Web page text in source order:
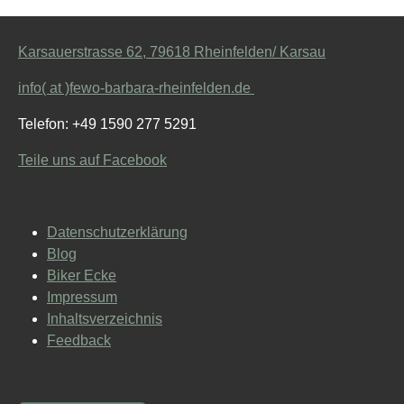
Karsauerstrasse 62, 79618 Rheinfelden/ Karsau
info( at )fewo-barbara-rheinfelden.de
Telefon: +49 1590 277 5291
Teile uns auf Facebook
Datenschutzerklärung
Blog
Biker Ecke
Impressum
Inhaltsverzeichnis
Feedback